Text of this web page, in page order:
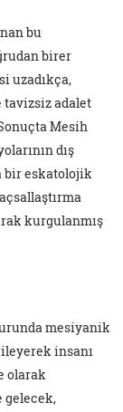
bu
birer
uzadıkça,
tavizsiz adalet
Mesih
dış
bir eskatolojik
kurgulanmış
mesiyanik
insanı
olarak
gelecek,